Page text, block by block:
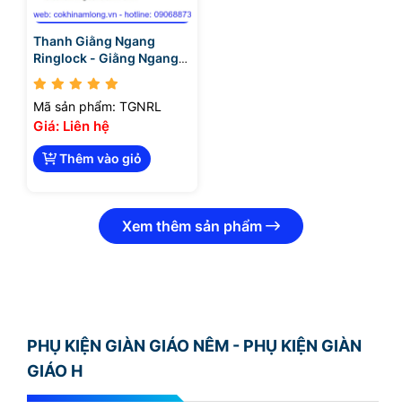
Thanh Giằng Ngang
Ringlock - Giằng Ngang
Ringlock
Mã sản phẩm: TGNRL
Giá: Liên hệ
Thêm vào giỏ
Xem thêm sản phẩm
PHỤ KIỆN GIÀN GIÁO NÊM - PHỤ KIỆN GIÀN
GIÁO H